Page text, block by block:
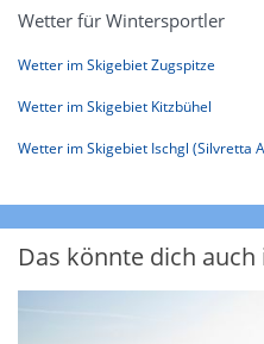
Wetter für Wintersportler
Wetter im Skigebiet Zugspitze
Wetter im Skigebiet Kitzbühel
Wetter im Skigebiet Ischgl (Silvretta
Das könnte dich